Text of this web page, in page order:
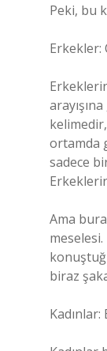
Peki, bu
Erkekler:
ortamda
sadece
Ama
biraz